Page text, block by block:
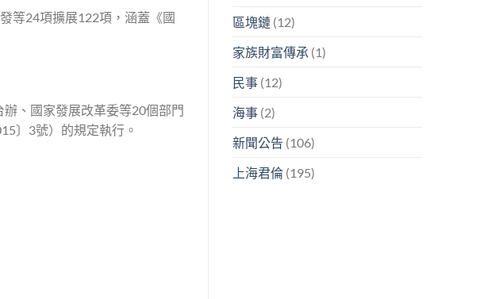
等24項擴展122項，涵蓋《國
、國家發展改革委等20個部門
〕3號）的規定執行。
區塊鏈 (12)
家族財富傳承 (1)
民事 (12)
海事 (2)
新聞公告 (106)
上海君倫 (195)